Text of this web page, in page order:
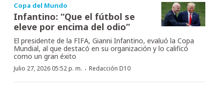
Copa del Mundo
Infantino: “Que el fútbol se
eleve por encima del odio”
El presidente de la FIFA, Gianni Infantino, evaluó la Copa
Mundial, al que destacó en su organización y lo calificó
como un gran éxito
Julio 27, 2026 05:52 p. m. · Redacción D10